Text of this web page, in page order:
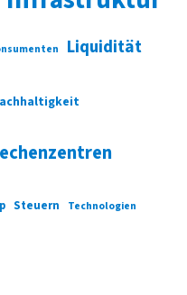
Liquidität
Steuern Technologien